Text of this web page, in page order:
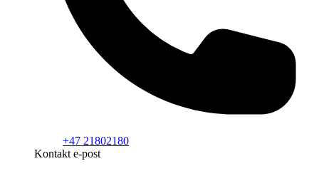
+47 21802180
Kontakt e-post